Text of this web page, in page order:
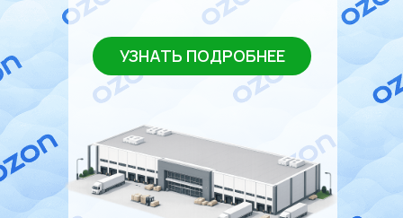
УЗНАТЬ ПОДРОБНЕЕ